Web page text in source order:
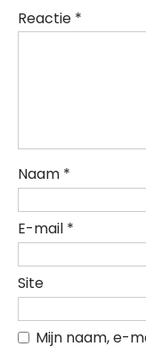
Reactie *
Naam *
E-mail *
Site
Mijn naam, e-